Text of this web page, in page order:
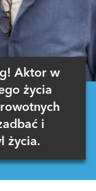
Aktor w
życia
i
życia.